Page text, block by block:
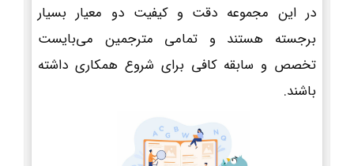
در این مجموعه دقت و کیفیت دو معیار بسیار
برجسته هستند و تمامی مترجمین می‌بایست
تخصص و سابقه کافی برای شروع همکاری داشته
باشند.